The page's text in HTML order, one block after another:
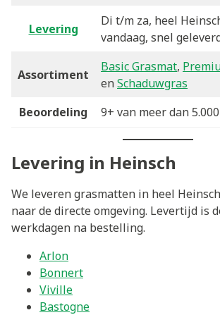
Levering
Di t/m za, heel
vandaag, snel
Assortiment
Basic Grasmat,
en Schaduwgras
Beoordeling
9+ van meer dan
Levering in Heinsch
We leveren grasmatten in heel
naar de directe omgeving. Levertijd is
werkdagen na bestelling.
Arlon
Bonnert
Viville
Bastogne